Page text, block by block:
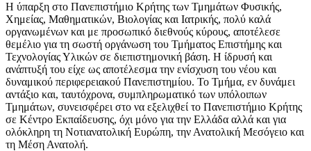
Η ύπαρξη στο Πανεπιστήμιο Κρήτης των Τμημάτων Φυσικής,
Χημείας, Μαθηματικών, Βιολογίας και Ιατρικής, πολύ καλά
οργανωμένων και με προσωπικό διεθνούς κύρους, αποτέλεσε
θεμέλιο για τη σωστή οργάνωση του Τμήματος Επιστήμης και
Τεχνολογίας Υλικών σε διεπιστημονική βάση. Η ίδρυσή και
ανάπτυξή του είχε ως αποτέλεσμα την ενίσχυση του νέου και
δυναμικού περιφερειακού Πανεπιστημίου. Το Τμήμα, εν δυνάμει
αντάξιο και, ταυτόχρονα, συμπληρωματικό των υπόλοιπων
Τμημάτων, συνεισφέρει στο να εξελιχθεί το Πανεπιστήμιο Κρήτης
σε Κέντρο Εκπαίδευσης, όχι μόνο για την Ελλάδα αλλά και για
ολόκληρη τη Νοτιανατολική Ευρώπη, την Ανατολική Μεσόγειο και
τη Μέση Ανατολή.